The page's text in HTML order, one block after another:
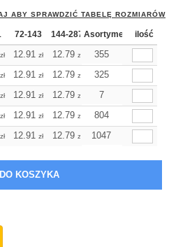
ABY SPRAWDZIĆ TABELĘ ROZMIARÓW
72-143 144-287 288 Dodaj Więcej
Asortyment ilość
zł 12.91 zł 12.79 zł 12.79
355
zł 12.91 zł 12.79 zł 12.79
325
zł 12.91 zł 12.79 zł 12.79
7
zł 12.91 zł 12.79 zł 12.79
804
zł 12.91 zł 12.79 zł 12.79
1047